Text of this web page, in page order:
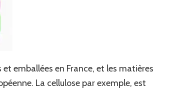
emballées en France, et les matières
La cellulose par exemple, est